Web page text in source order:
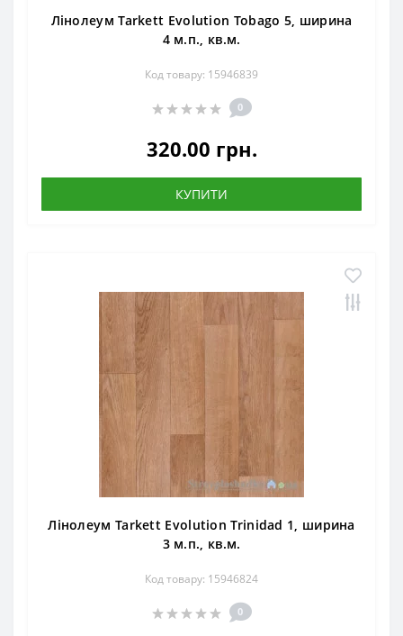
Лінолеум Tarkett Evolution Tobago 5, ширина
4 м.п., кв.м.
Код товару: 15946839
0
320.00 грн.
КУПИТИ
Лінолеум Tarkett Evolution Trinidad 1, ширина
3 м.п., кв.м.
Код товару: 15946824
0